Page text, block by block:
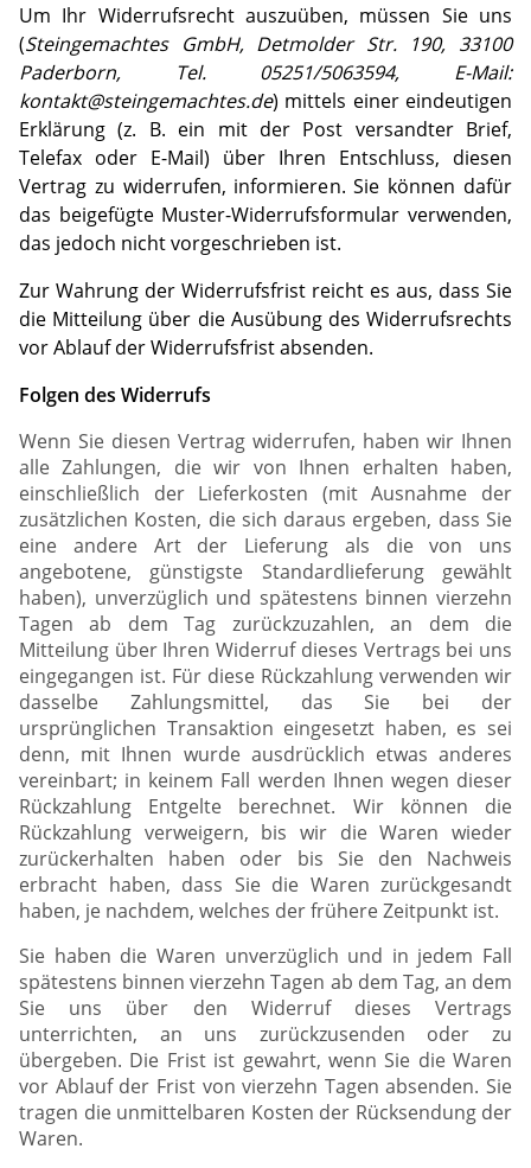
Um Ihr Widerrufsrecht auszuüben, müssen Sie uns
(Steingemachtes GmbH, Detmolder Str. 190, 33100
Paderborn, Tel. 05251/5063594, E-Mail:
kontakt@steingemachtes.de) mittels einer eindeutigen
Erklärung (z. B. ein mit der Post versandter Brief,
Telefax oder E-Mail) über Ihren Entschluss, diesen
Vertrag zu widerrufen, informieren. Sie können dafür
das beigefügte Muster-Widerrufsformular verwenden,
das jedoch nicht vorgeschrieben ist.
Zur Wahrung der Widerrufsfrist reicht es aus, dass Sie
die Mitteilung über die Ausübung des Widerrufsrechts
vor Ablauf der Widerrufsfrist absenden.
Folgen des Widerrufs
Wenn Sie diesen Vertrag widerrufen, haben wir Ihnen
alle Zahlungen, die wir von Ihnen erhalten haben,
einschließlich der Lieferkosten (mit Ausnahme der
zusätzlichen Kosten, die sich daraus ergeben, dass Sie
eine andere Art der Lieferung als die von uns
angebotene, günstigste Standardlieferung gewählt
haben), unverzüglich und spätestens binnen vierzehn
Tagen ab dem Tag zurückzuzahlen, an dem die
Mitteilung über Ihren Widerruf dieses Vertrags bei uns
eingegangen ist. Für diese Rückzahlung verwenden wir
dasselbe Zahlungsmittel, das Sie bei der
ursprünglichen Transaktion eingesetzt haben, es sei
denn, mit Ihnen wurde ausdrücklich etwas anderes
vereinbart; in keinem Fall werden Ihnen wegen dieser
Rückzahlung Entgelte berechnet. Wir können die
Rückzahlung verweigern, bis wir die Waren wieder
zurückerhalten haben oder bis Sie den Nachweis
erbracht haben, dass Sie die Waren zurückgesandt
haben, je nachdem, welches der frühere Zeitpunkt ist.
Sie haben die Waren unverzüglich und in jedem Fall
spätestens binnen vierzehn Tagen ab dem Tag, an dem
Sie uns über den Widerruf dieses Vertrags
unterrichten, an uns zurückzusenden oder zu
übergeben. Die Frist ist gewahrt, wenn Sie die Waren
vor Ablauf der Frist von vierzehn Tagen absenden. Sie
tragen die unmittelbaren Kosten der Rücksendung der
Waren.